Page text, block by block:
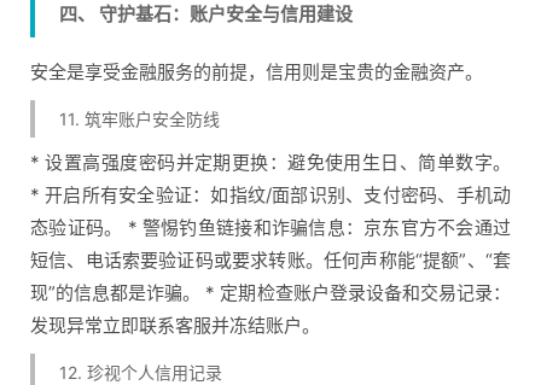
四、 守护基石：账户安全与信用建设
安全是享受金融服务的前提，信用则是宝贵的金融资产。
11. 筑牢账户安全防线
* 设置高强度密码并定期更换：避免使用生日、简单数字。
* 开启所有安全验证：如指纹/面部识别、支付密码、手机动
态验证码。 * 警惕钓鱼链接和诈骗信息：京东官方不会通过
短信、电话索要验证码或要求转账。任何声称能“提额”、“套
现”的信息都是诈骗。 * 定期检查账户登录设备和交易记录：
发现异常立即联系客服并冻结账户。
12. 珍视个人信用记录